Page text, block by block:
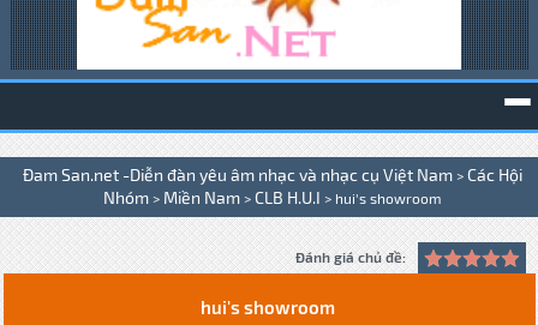
Đam San.net -Diễn đàn yêu âm nhạc và nhạc cụ Việt Nam > Các Hội
Nhóm > Miền Nam > CLB H.U.I > hui's showroom
Đánh giá chủ đề:
hui's showroom